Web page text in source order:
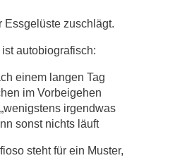
Essgelüste zuschlägt.
autobiografisch:
einem langen Tag
im Vorbeigehen
irgendwas
sonst nichts läuft
steht für ein Muster,